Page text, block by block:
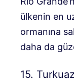
ülkenin en
ormanına
daha da
15.